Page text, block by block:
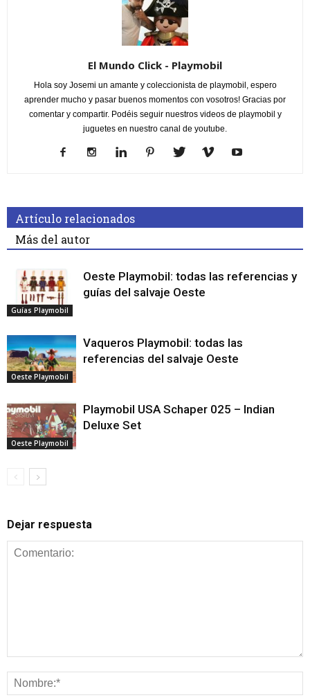
El Mundo Click - Playmobil
Hola soy Josemi un amante y coleccionista de playmobil, espero
aprender mucho y pasar buenos momentos con vosotros! Gracias por
comentar y compartir. Podéis seguir nuestros videos de playmobil y
juguetes en nuestro canal de youtube.
Artículo relacionados
Más del autor
Guías Playmobil
Oeste Playmobil: todas las referencias y
guías del salvaje Oeste
Oeste Playmobil
Vaqueros Playmobil: todas las
referencias del salvaje Oeste
Oeste Playmobil
Playmobil USA Schaper 025 – Indian
Deluxe Set
Dejar respuesta